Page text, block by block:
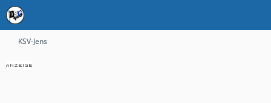
KSV-Jens